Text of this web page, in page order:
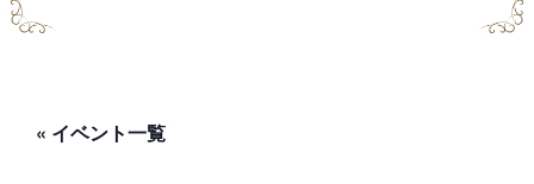
« イベント一覧